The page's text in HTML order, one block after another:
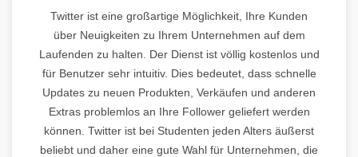
Twitter ist eine großartige Möglichkeit, Ihre Kunden
über Neuigkeiten zu Ihrem Unternehmen auf dem
Laufenden zu halten. Der Dienst ist völlig kostenlos und
für Benutzer sehr intuitiv. Dies bedeutet, dass schnelle
Updates zu neuen Produkten, Verkäufen und anderen
Extras problemlos an Ihre Follower geliefert werden
können. Twitter ist bei Studenten jeden Alters äußerst
beliebt und daher eine gute Wahl für Unternehmen, die